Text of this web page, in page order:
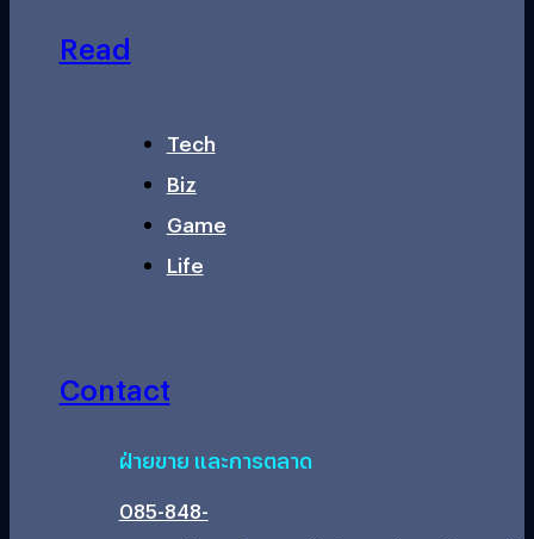
Read
Tech
Biz
Game
Life
Contact
ฝ่ายขาย และการตลาด
085-848-